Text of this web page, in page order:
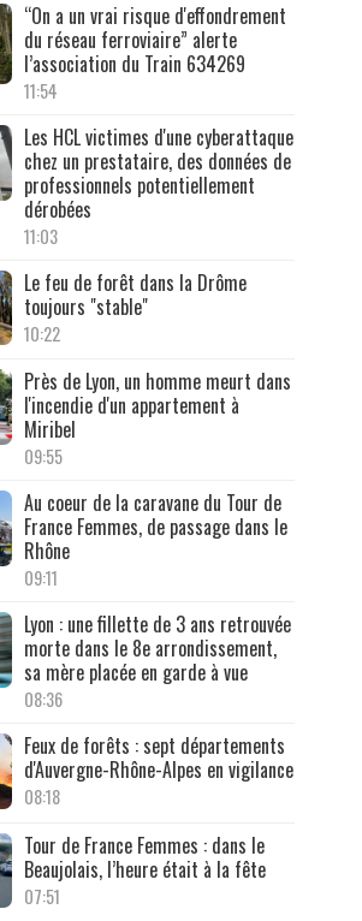
“On a un vrai risque d'effondrement
du réseau ferroviaire” alerte
l’association du Train 634269
11:54
Les HCL victimes d'une cyberattaque
chez un prestataire, des données de
professionnels potentiellement
dérobées
11:03
Le feu de forêt dans la Drôme
toujours "stable"
10:22
Près de Lyon, un homme meurt dans
l'incendie d'un appartement à
Miribel
09:55
Au coeur de la caravane du Tour de
France Femmes, de passage dans le
Rhône
09:11
Lyon : une fillette de 3 ans retrouvée
morte dans le 8e arrondissement,
sa mère placée en garde à vue
08:36
Feux de forêts : sept départements
d'Auvergne-Rhône-Alpes en vigilance
08:18
Tour de France Femmes : dans le
Beaujolais, l’heure était à la fête
07:51